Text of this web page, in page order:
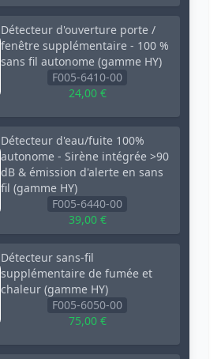
Détecteur d'ouverture porte /
fenêtre supplémentaire - 100 %
sans fil autonome (gamme HY)
F005-6410-00
24,00 €
Détecteur d'eau/fuite 100%
autonome - Sirène intégrée >90
dB & émission d'alerte en sans
fil (gamme HY)
F005-6440-00
39,00 €
Détecteur sans-fil
supplémentaire de fumée et
chaleur (gamme HY)
F005-6050-00
75,00 €